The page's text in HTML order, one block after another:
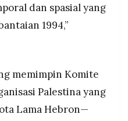
dan spasial yang
1994,”
memimpin Komite
Palestina yang
Lama Hebron—